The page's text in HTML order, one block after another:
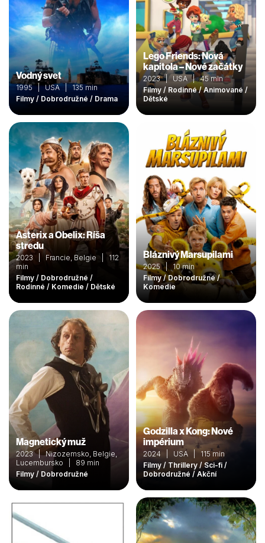
Vodný svet
1995 | USA | 135 min
Filmy / Dobrodružné / Drama
Lego Friends: Nová
kapitola – Nové začátky
2023 | USA | 45 min
Filmy / Rodinné / Animované /
Dětské
Asterix a Obelix: Ríša
stredu
2023 | Francie, Belgie | 112
min
Filmy / Dobrodružné /
Rodinné / Komedie / Dětské
Bláznivý Marsupilami
2025 | 10 min
Filmy / Dobrodružné /
Komedie
Magnetický muž
2023 | Nizozemsko, Belgie,
Lucembursko | 89 min
Filmy / Dobrodružné
Godzilla x Kong: Nové
impérium
2024 | USA | 115 min
Filmy / Thrillery / Sci-fi /
Dobrodružné / Akční